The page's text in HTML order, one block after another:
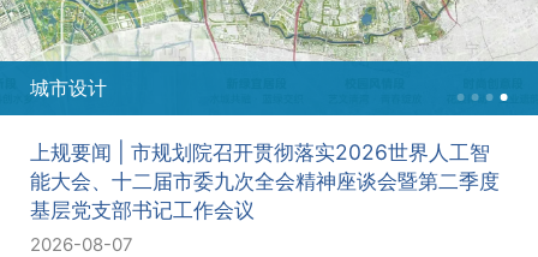
城市设计
上规要闻 | 市规划院召开贯彻落实2026世界人工智
能大会、十二届市委九次全会精神座谈会暨第二季度
基层党支部书记工作会议
2026-08-07